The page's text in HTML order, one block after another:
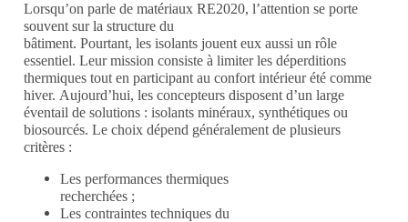
Lorsqu’on parle de matériaux RE2020, l’attention se porte
souvent sur la structure du
bâtiment. Pourtant, les isolants jouent eux aussi un rôle
essentiel. Leur mission consiste à limiter les déperditions
thermiques tout en participant au confort intérieur été comme
hiver. Aujourd’hui, les concepteurs disposent d’un large
éventail de solutions : isolants minéraux, synthétiques ou
biosourcés. Le choix dépend généralement de plusieurs
critères :
Les performances thermiques
recherchées ;
Les contraintes techniques du